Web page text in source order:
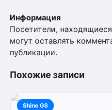
Информация
Посетители,
могут оставлять
публикации.
Похожие записи
Shine GS